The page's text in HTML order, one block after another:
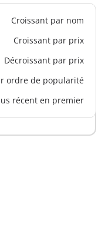
Croissant par nom
Croissant par prix
Décroissant par prix
ordre de popularité
récent en premier
- Chevalier
et accessoires
€
panier